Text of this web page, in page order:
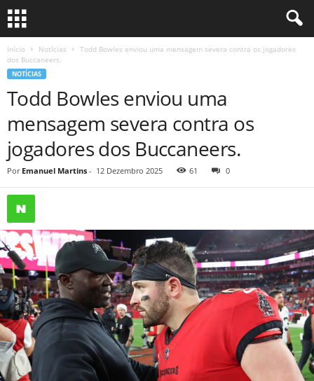
Início Notícias
Todd Bowles enviou uma mensagem severa contra os jogadores
dos Buccaneers.
NOTÍCIAS
Todd Bowles enviou uma
mensagem severa contra os
jogadores dos Buccaneers.
Por Emanuel Martins - 12 Dezembro 2025 61 0